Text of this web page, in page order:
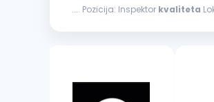
.... Pozicija: Inspektor kvaliteta